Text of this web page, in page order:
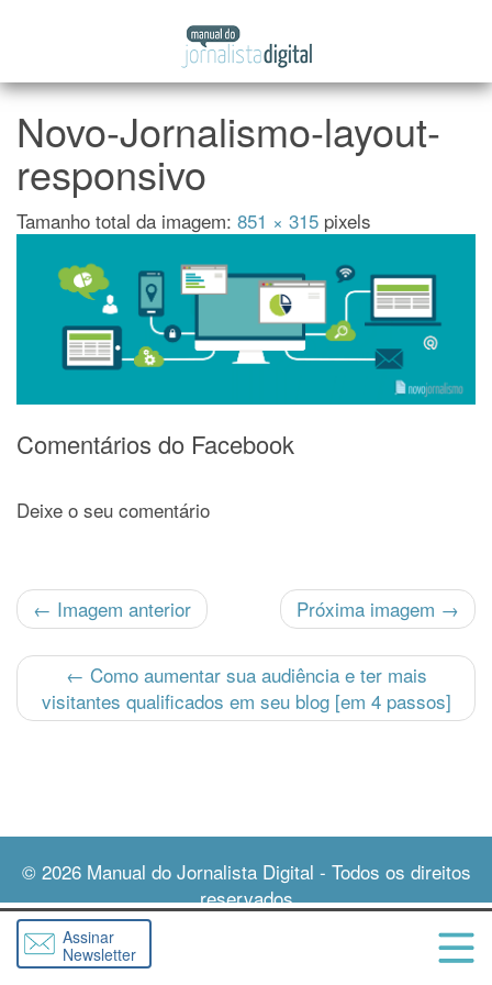
o
do
Jornalista
Digital
Assinar
Newsletter
Novo-Jornalismo-layout-
responsivo
Tamanho total da imagem: 851 × 315 pixels
Comentários do Facebook
Deixe o seu comentário
← Imagem anterior Próxima imagem →
← Como aumentar sua audiência e ter mais
visitantes qualificados em seu blog [em 4 passos]
© 2026 Manual do Jornalista Digital - Todos os direitos
reservados